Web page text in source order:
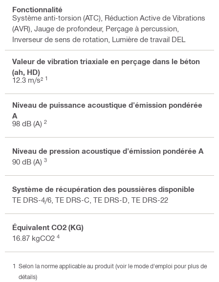
Fonctionnalité
Système anti-torsion (ATC), Réduction Active de Vibrations
(AVR), Jauge de profondeur, Perçage à percussion,
Inverseur de sens de rotation, Lumière de travail DEL
Valeur de vibration triaxiale en perçage dans le béton
(ah, HD)
12.3 m/s² 1
Niveau de puissance acoustique d'émission pondérée
A
98 dB (A) 2
Niveau de pression acoustique d'émission pondérée A
90 dB (A) 3
Système de récupération des poussières disponible
TE DRS-4/6, TE DRS-C, TE DRS-D, TE DRS-22
Équivalent CO2 (KG)
16.87 kgCO2 4
Selon la norme applicable au produit (voir le mode d'emploi pour plus de
détails)